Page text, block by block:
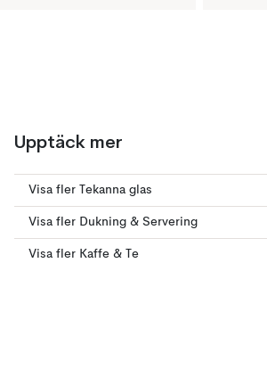
Upptäck mer
Visa fler Tekanna glas
Visa fler Dukning & Servering
Visa fler Kaffe & Te